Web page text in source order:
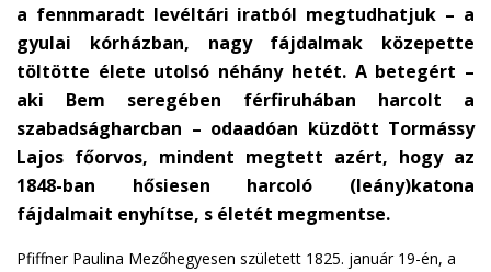
a fennmaradt levéltári iratból megtudhatjuk – a
gyulai kórházban, nagy fájdalmak közepette
töltötte élete utolsó néhány hetét. A betegért –
aki Bem seregében férfiruhában harcolt a
szabadságharcban – odaadóan küzdött Tormássy
Lajos főorvos, mindent megtett azért, hogy az
1848-ban hősiesen harcoló (leány)katona
fájdalmait enyhítse, s életét megmentse.
Pfiffner Paulina Mezőhegyesen született 1825. január 19-én, a